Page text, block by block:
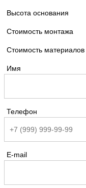
Высота основания
Стоимость монтажа
Стоимость материалов
Имя
Телефон
E-mail